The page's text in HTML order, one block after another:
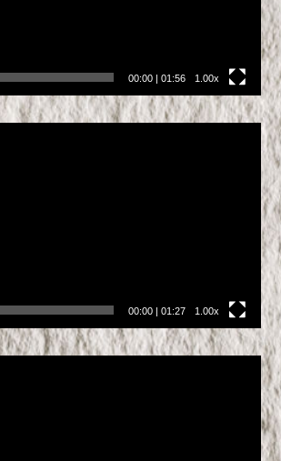
00:00| 01:56 1.00x
00:00| 01:27 1.00x